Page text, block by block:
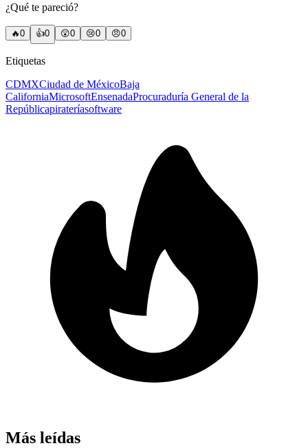
¿Qué te pareció?
🔥0 👍0 😲0 😢0 😠0
Etiquetas
CDMXCiudad de MéxicoBaja
CaliforniaMicrosoftEnsenadaProcuraduría General de la
Repúblicapirateríasoftware
Más leídas